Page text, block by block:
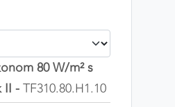
80 W/m² s
II -TF310.80.H1.10